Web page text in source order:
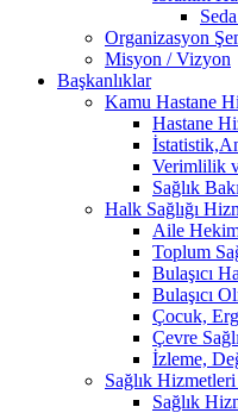
Organizasyon
Misyon / Vizyon
Başkanlıklar
Kamu Hastane
Hastane
Verimlilik
Sağlık
Halk Sağlığı
Aile
Toplum
Bulaşıcı
Bulaşıcı
Çocuk,
Çevre
İzleme,
Sağlık Hizmetleri
Sağlık